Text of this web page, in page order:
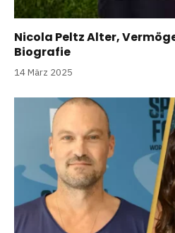
Nicola Peltz Alter,
Biografie
14 März 2025